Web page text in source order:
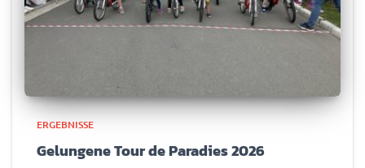
ERGEBNISSE
Gelungene Tour de Paradies 2026